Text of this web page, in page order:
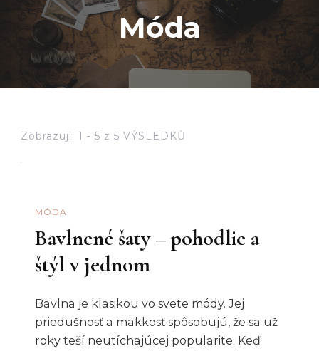
Móda
Zobrazuji: 1 - 5 z 5 VÝSLEDKŮ
MÓDA
Bavlnené šaty – pohodlie a
štýl v jednom
Bavlna je klasikou vo svete módy. Jej
priedušnosť a mäkkosť spôsobujú, že sa už
roky teší neutíchajúcej popularite. Keď